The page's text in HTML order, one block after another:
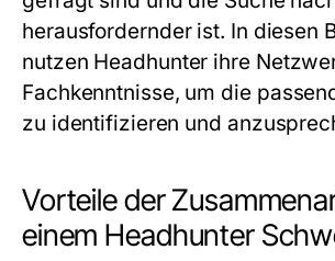
herausfordernder ist. In diesen
nutzen Headhunter ihre
Fachkenntnisse, um die
zu identifizieren und
Vorteile der
einem Headhunter